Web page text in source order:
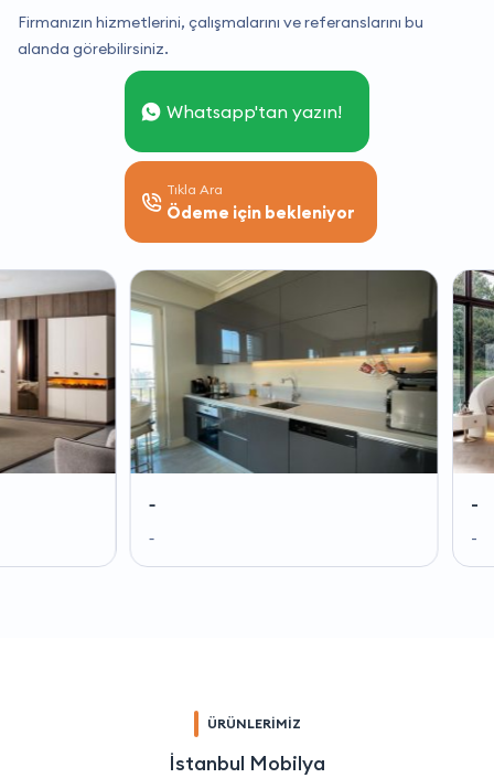
Firmanızın hizmetlerini, çalışmalarını ve referanslarını bu
alanda görebilirsiniz.
Whatsapp'tan yazın!
Tıkla Ara
Ödeme için bekleniyor
ÜRÜNLERİMİZ
İstanbul Mobilya